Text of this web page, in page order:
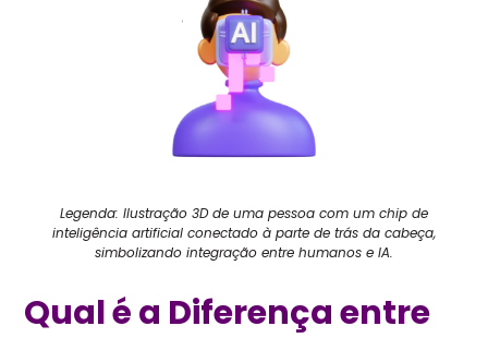
Legenda: Ilustração 3D de uma pessoa com um chip de
inteligência artificial conectado à parte de trás da cabeça,
simbolizando integração entre humanos e IA.
Qual é a Diferença entre